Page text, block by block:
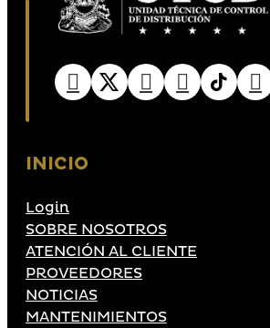
INICIO
Login
SOBRE NOSOTROS
ATENCIÓN AL CLIENTE
PROVEEDORES
NOTICIAS
MANTENIMIENTOS